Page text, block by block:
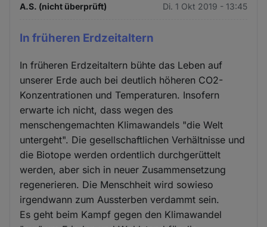
A.S. (nicht überprüft) Di. 1 Okt 2019 - 13:45
In früheren Erdzeitaltern
In früheren Erdzeitaltern bühte das Leben auf
unserer Erde auch bei deutlich höheren CO2-
Konzentrationen und Temperaturen. Insofern
erwarte ich nicht, dass wegen des
menschengemachten Klimawandels "die Welt
untergeht". Die gesellschaftlichen Verhältnisse und
die Biotope werden ordentlich durchgerüttelt
werden, aber sich in neuer Zusammensetzung
regenerieren. Die Menschheit wird sowieso
irgendwann zum Aussterben verdammt sein.
Es geht beim Kampf gegen den Klimawandel